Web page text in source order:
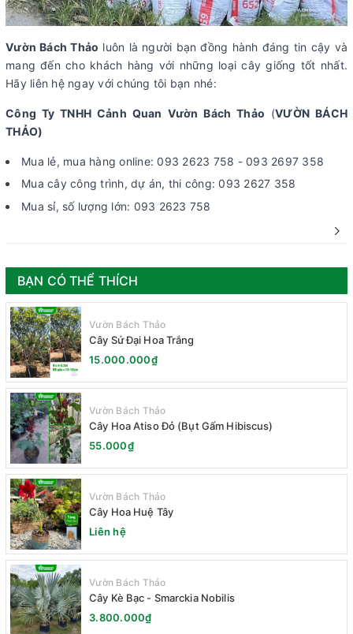
Vườn Bách Thảo luôn là người bạn đồng hành đáng tin cậy và
mang đến cho khách hàng với những loại cây giống tốt nhất.
Hãy liên hệ ngay với chúng tôi bạn nhé:
Công Ty TNHH Cảnh Quan Vườn Bách Thảo (VƯỜN BÁCH
THẢO)
Mua lẻ, mua hàng online: 093 2623 758 - 093 2697 358
Mua cây công trình, dự án, thi công: 093 2627 358
Mua sỉ, số lượng lớn: 093 2623 758
BẠN CÓ THỂ THÍCH
Vườn Bách Thảo
Cây Sứ Đại Hoa Trắng
15.000.000₫
Vườn Bách Thảo
Cây Hoa Atiso Đỏ (Bụt Gấm Hibiscus)
55.000₫
Vườn Bách Thảo
Cây Hoa Huệ Tây
Liên hệ
Vườn Bách Thảo
Cây Kè Bạc - Smarckia Nobilis
3.800.000₫